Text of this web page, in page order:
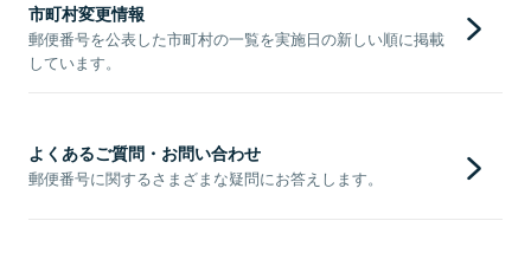
市町村変更情報
郵便番号を公表した市町村の一覧を実施日の新しい順に掲載
しています。
よくあるご質問・お問い合わせ
郵便番号に関するさまざまな疑問にお答えします。